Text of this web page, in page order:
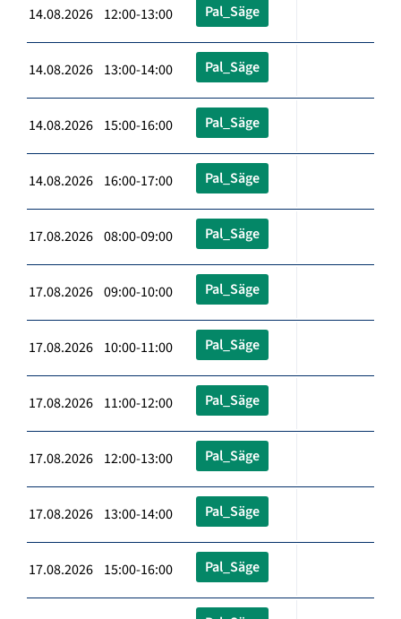
14.08.2026 12:00-13:00 Pal_Säge
14.08.2026 13:00-14:00 Pal_Säge
14.08.2026 15:00-16:00 Pal_Säge
14.08.2026 16:00-17:00 Pal_Säge
17.08.2026 08:00-09:00 Pal_Säge
17.08.2026 09:00-10:00 Pal_Säge
17.08.2026 10:00-11:00 Pal_Säge
17.08.2026 11:00-12:00 Pal_Säge
17.08.2026 12:00-13:00 Pal_Säge
17.08.2026 13:00-14:00 Pal_Säge
17.08.2026 15:00-16:00 Pal_Säge